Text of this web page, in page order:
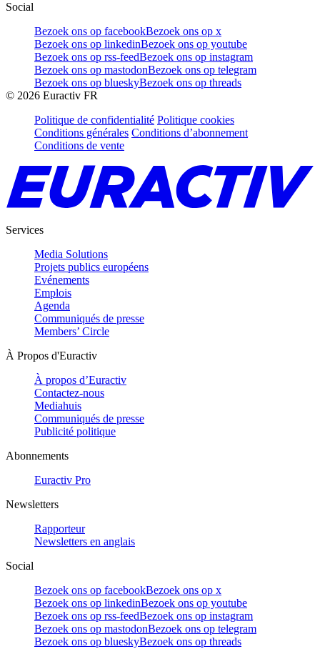
Social
Bezoek ons op facebookBezoek ons op x
Bezoek ons op linkedinBezoek ons op youtube
Bezoek ons op rss-feedBezoek ons op instagram
Bezoek ons op mastodonBezoek ons op telegram
Bezoek ons op blueskyBezoek ons op threads
© 2026 Euractiv FR
Politique de confidentialité Politique cookies
Conditions générales Conditions d’abonnement
Conditions de vente
Services
Media Solutions
Projets publics européens
Evénements
Emplois
Agenda
Communiqués de presse
Members’ Circle
À Propos d'Euractiv
À propos d’Euractiv
Contactez-nous
Mediahuis
Communiqués de presse
Publicité politique
Abonnements
Euractiv Pro
Newsletters
Rapporteur
Newsletters en anglais
Social
Bezoek ons op facebookBezoek ons op x
Bezoek ons op linkedinBezoek ons op youtube
Bezoek ons op rss-feedBezoek ons op instagram
Bezoek ons op mastodonBezoek ons op telegram
Bezoek ons op blueskyBezoek ons op threads